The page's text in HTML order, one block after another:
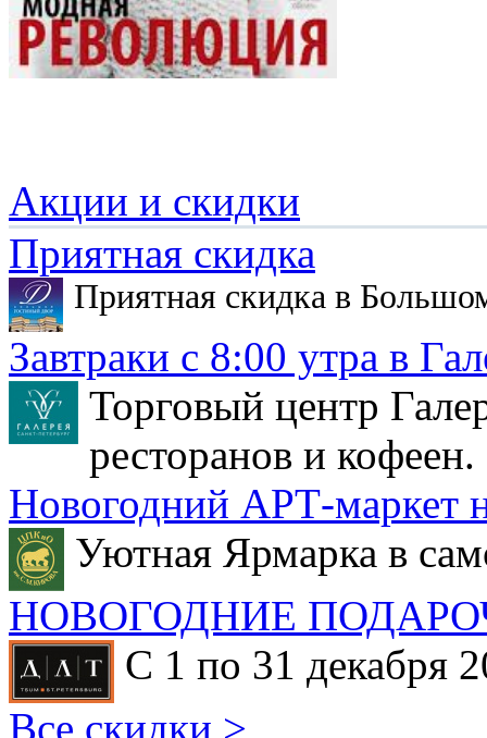
Акции и скидки
Приятная скидка
Приятная скидка в
Завтраки с 8:00 утра в
Торговый центр
ресторанов и кофеен.
Новогодний АРТ-маркет
Уютная Ярмарка в
НОВОГОДНИЕ
С 1 по 31 декабря
Все скидки >